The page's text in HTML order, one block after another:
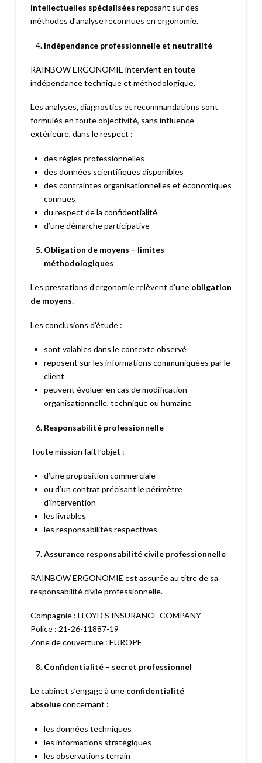
intellectuelles spécialisées reposant sur des
méthodes d’analyse reconnues en ergonomie.
Indépendance professionnelle et neutralité
RAINBOW ERGONOMIE intervient en toute
indépendance technique et méthodologique.
Les analyses, diagnostics et recommandations sont
formulés en toute objectivité, sans influence
extérieure, dans le respect :
des règles professionnelles
des données scientifiques disponibles
des contraintes organisationnelles et économiques
connues
du respect de la confidentialité
d’une démarche participative
Obligation de moyens – limites
méthodologiques
Les prestations d’ergonomie relèvent d’une obligation
de moyens.
Les conclusions d’étude :
sont valables dans le contexte observé
reposent sur les informations communiquées par le
client
peuvent évoluer en cas de modification
organisationnelle, technique ou humaine
Responsabilité professionnelle
Toute mission fait l’objet :
d’une proposition commerciale
ou d’un contrat précisant le périmètre
d’intervention
les livrables
les responsabilités respectives
Assurance responsabilité civile professionnelle
RAINBOW ERGONOMIE est assurée au titre de sa
responsabilité civile professionnelle.
Compagnie : LLOYD’S INSURANCE COMPANY
Police : 21-26-11887-19
Zone de couverture : EUROPE
Confidentialité – secret professionnel
Le cabinet s’engage à une confidentialité
absolueconcernant :
les données techniques
les informations stratégiques
les observations terrain